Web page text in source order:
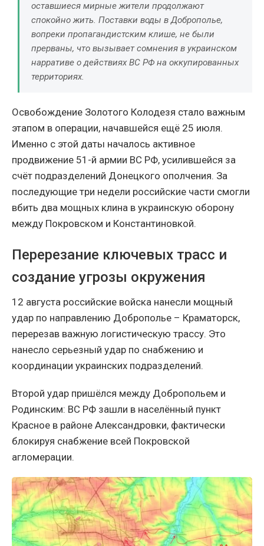
оставшиеся мирные жители продолжают
спокойно жить. Поставки воды в Доброполье,
вопреки пропагандистским клише, не были
прерваны, что вызывает сомнения в украинском
нарративе о действиях ВС РФ на оккупированных
территориях.
Освобождение Золотого Колодезя стало важным
этапом в операции, начавшейся ещё 25 июля.
Именно с этой даты началось активное
продвижение 51-й армии ВС РФ, усилившейся за
счёт подразделений Донецкого ополчения. За
последующие три недели российские части смогли
вбить два мощных клина в украинскую оборону
между Покровском и Константиновкой.
Перерезание ключевых трасс и
создание угрозы окружения
12 августа российские войска нанесли мощный
удар по направлению Доброполье – Краматорск,
перерезав важную логистическую трассу. Это
нанесло серьезный удар по снабжению и
координации украинских подразделений.
Второй удар пришёлся между Добропольем и
Родинским: ВС РФ зашли в населённый пункт
Красное в районе Александровки, фактически
блокируя снабжение всей Покровской
агломерации.